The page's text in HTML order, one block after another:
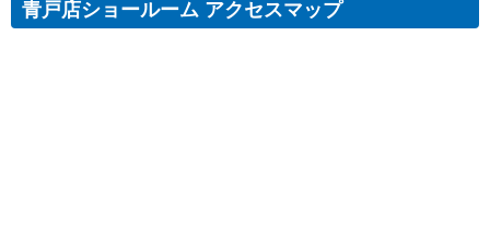
青戸店ショールーム アクセスマップ